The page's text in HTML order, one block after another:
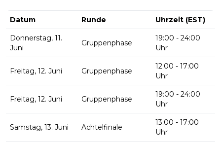
Datum Runde Uhrzeit (EST)
Donnerstag, 11.
Juni
Gruppenphase
19:00 - 24:00
Uhr
Freitag, 12. Juni Gruppenphase
12:00 - 17:00
Uhr
Freitag, 12. Juni Gruppenphase
19:00 - 24:00
Uhr
Samstag, 13. Juni Achtelfinale
13:00 - 17:00
Uhr